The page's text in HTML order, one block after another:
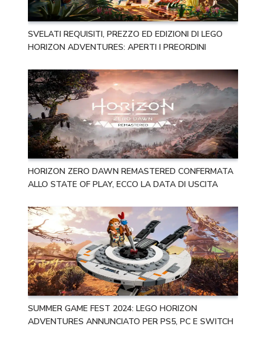
SVELATI REQUISITI, PREZZO ED EDIZIONI DI LEGO
HORIZON ADVENTURES: APERTI I PREORDINI
HORIZON ZERO DAWN REMASTERED CONFERMATA
ALLO STATE OF PLAY, ECCO LA DATA DI USCITA
SUMMER GAME FEST 2024: LEGO HORIZON
ADVENTURES ANNUNCIATO PER PS5, PC E SWITCH